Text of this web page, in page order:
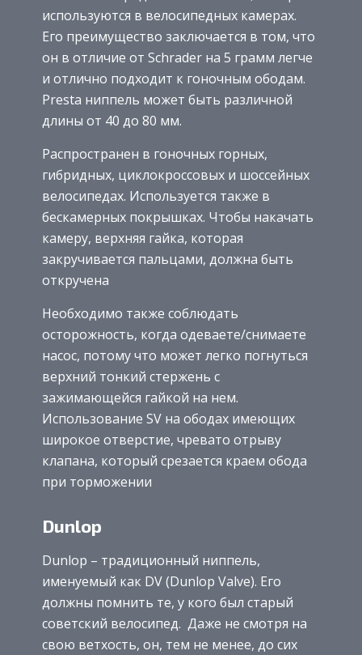
используются в велосипедных камерах.
Его преимущество заключается в том, что
он в отличие от Schrader на 5 грамм легче
и отлично подходит к гоночным ободам.
Presta ниппель может быть различной
длины от 40 до 80 мм.
Распространен в гоночных горных,
гибридных, циклокроссовых и шоссейных
велосипедах. Используется также в
бескамерных покрышках. Чтобы накачать
камеру, верхняя гайка, которая
закручивается пальцами, должна быть
откручена
Необходимо также соблюдать
осторожность, когда одеваете/снимаете
насос, потому что может легко погнуться
верхний тонкий стержень с
зажимающейся гайкой на нем.
Использование SV на ободах имеющих
широкое отверстие, чревато отрыву
клапана, который срезается краем обода
при торможении
Dunlop
Dunlop – традиционный ниппель,
именуемый как DV (Dunlop Valve). Его
должны помнить те, у кого был старый
советский велосипед. Даже не смотря на
свою ветхость, он, тем не менее, до сих